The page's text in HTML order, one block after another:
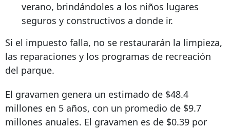
verano, brindándoles a los niños lugares
seguros y constructivos a donde ir.
Si el impuesto falla, no se restaurarán la limpieza,
las reparaciones y los programas de recreación
del parque.
El gravamen genera un estimado de $48.4
millones en 5 años, con un promedio de $9.7
millones anuales. El gravamen es de $0.39 por